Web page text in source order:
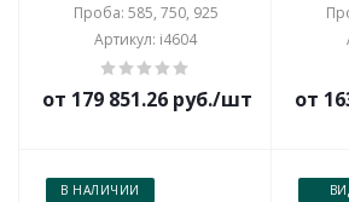
Проба: 585, 750, 925
Артикул: i4604
от 179 851.26 руб./шт от
В НАЛИЧИИ